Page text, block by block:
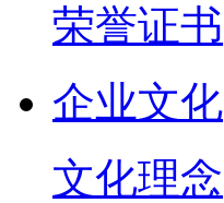
荣誉证书
企业文化
文化理念